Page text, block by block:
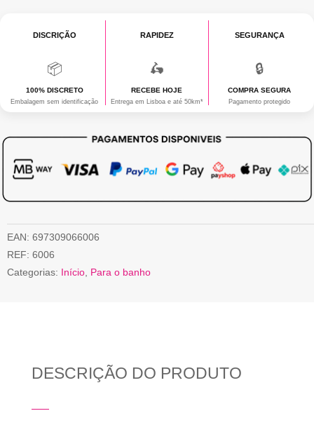
DISCRIÇÃO
📦
100% DISCRETO
Embalagem sem identificação
RAPIDEZ
🛵
RECEBE HOJE
Entrega em Lisboa e até 50km*
SEGURANÇA
🔒
COMPRA SEGURA
Pagamento protegido
EAN: 697309066006
REF: 6006
Categorias: Início Para o banho
DESCRIÇÃO DO PRODUTO